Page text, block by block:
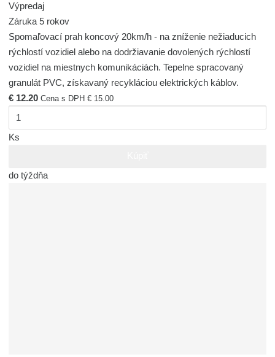
Výpredaj
Záruka 5 rokov
Spomaľovací prah koncový 20km/h - na zníženie nežiaducich
rýchlostí vozidiel alebo na dodržiavanie dovolených rýchlostí
vozidiel na miestnych komunikáciách. Tepelne spracovaný
granulát PVC, získavaný recykláciou elektrických káblov.
€ 12.20 Cena s DPH € 15.00
Ks
do týždňa